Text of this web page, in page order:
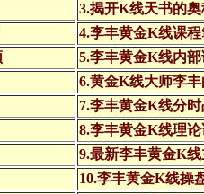
3.揭开K线天书的
4.李丰黄金K线课
5.李丰黄金K线内
6.黄金K线大师李
7.李丰黄金K线分
8.李丰黄金K线理
9.最新李丰黄金K
10.李丰黄金K线操